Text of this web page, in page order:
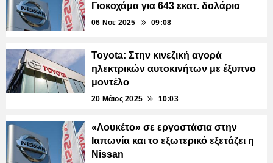
Γιοκοχάμα για 643 εκατ. δολάρια
06 Νοε 2025 09:08
Toyota: Στην κινεζική αγορά
ηλεκτρικών αυτοκινήτων με έξυπνο
μοντέλο
20 Μάιος 2025 10:03
«Λουκέτο» σε εργοστάσια στην
Ιαπωνία και το εξωτερικό εξετάζει η
Nissan